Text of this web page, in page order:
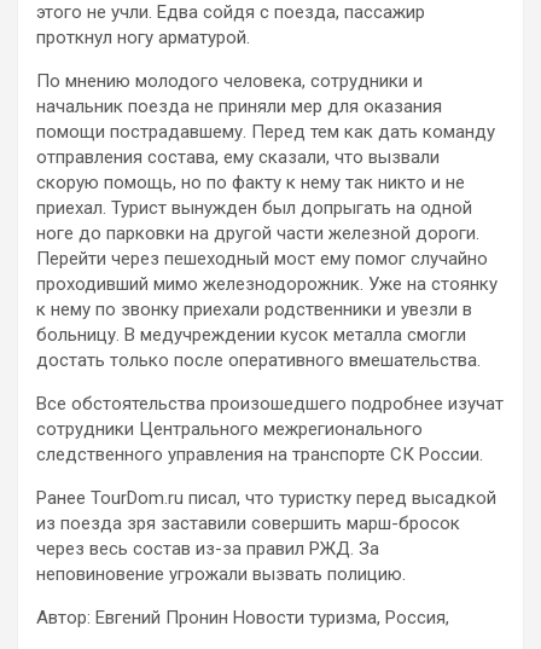
этого не учли. Едва сойдя с поезда, пассажир
проткнул ногу арматурой.
По мнению молодого человека, сотрудники и
начальник поезда не приняли мер для оказания
помощи пострадавшему. Перед тем как дать команду
отправления состава, ему сказали, что вызвали
скорую помощь, но по факту к нему так никто и не
приехал. Турист вынужден был допрыгать на одной
ноге до парковки на другой части железной дороги.
Перейти через пешеходный мост ему помог случайно
проходивший мимо железнодорожник. Уже на стоянку
к нему по звонку приехали родственники и увезли в
больницу. В медучреждении кусок металла смогли
достать только после оперативного вмешательства.
Все обстоятельства произошедшего подробнее изучат
сотрудники Центрального межрегионального
следственного управления на транспорте СК России.
Ранее TourDom.ru писал, что туристку перед высадкой
из поезда зря заставили совершить марш-бросок
через весь состав из-за правил РЖД. За
неповиновение угрожали вызвать полицию.
Автор: Евгений Пронин Новости туризма, Россия,